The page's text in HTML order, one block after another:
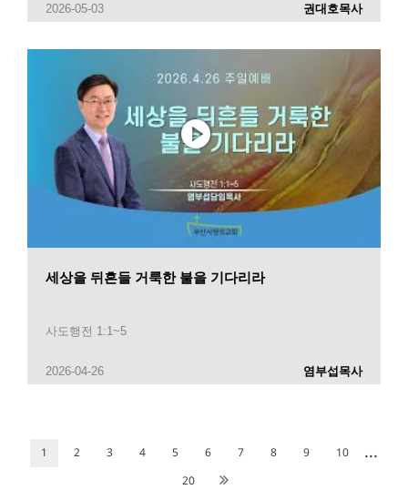
2026-05-03 권대호목사
세상을 뒤흔들 거룩한 불을 기다리라
사도행전 1:1~5
2026-04-26 염부섭목사
1 2 3 4 5 6 7 8 9 10 ...
20